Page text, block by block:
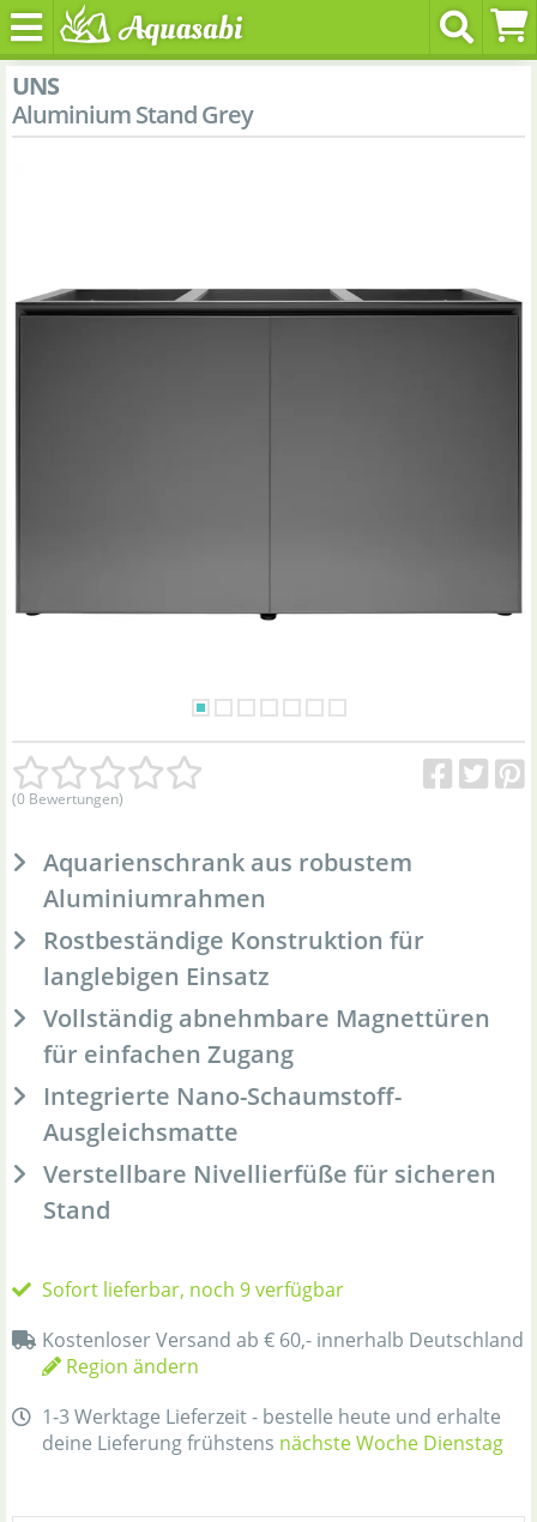
UNS
Aluminium Stand Grey
(0 Bewertungen)
Aquarienschrank aus robustem
Aluminiumrahmen
Rostbeständige Konstruktion für
langlebigen Einsatz
Vollständig abnehmbare Magnettüren
für einfachen Zugang
Integrierte Nano-Schaumstoff-
Ausgleichsmatte
Verstellbare Nivellierfüße für sicheren
Stand
Sofort lieferbar, noch 9 verfügbar
Kostenloser Versand ab € 60,- innerhalb Deutschland
Region ändern
1-3 Werktage Lieferzeit - bestelle heute und erhalte
deine Lieferung frühstens nächste Woche Dienstag